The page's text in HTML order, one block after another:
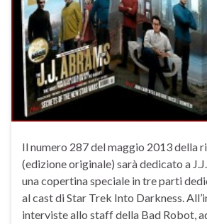
Il numero 287 del maggio 2013 della
(edizione originale) sarà dedicato a
una copertina speciale in tre parti
al cast di Star Trek Into Darkness.
interviste allo staff della Bad Robot,